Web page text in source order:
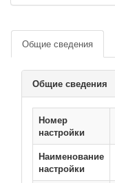
Общие сведения
Общие сведения
Номер
настройки
Наименование
настройки